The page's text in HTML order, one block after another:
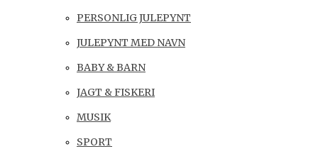
PERSONLIG JULEPYNT
JULEPYNT MED NAVN
BABY & BARN
JAGT & FISKERI
MUSIK
SPORT